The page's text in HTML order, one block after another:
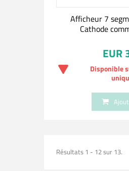
Afficheur 7
Cathode
EUR
Disponible
Résultats 1 - 12 sur 13.